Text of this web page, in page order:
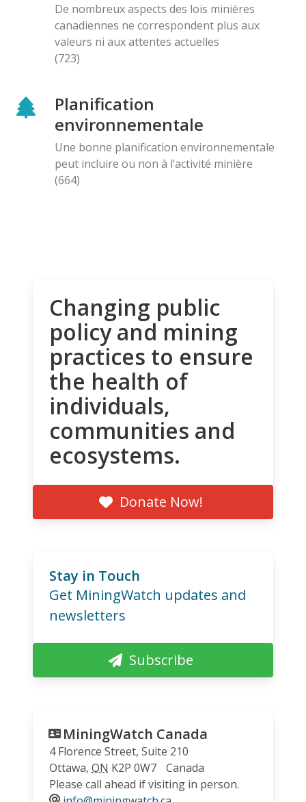
De nombreux aspects des lois minières
canadiennes ne correspondent plus aux
valeurs ni aux attentes actuelles
(723)
Planification
environnementale
Une bonne planification environnementale
peut incluire ou non à l’activité minière
(664)
Changing public
policy and mining
practices to ensure
the health of
individuals,
communities and
ecosystems.
Donate Now!
Stay in Touch
Get MiningWatch updates and
newsletters
Subscribe
MiningWatch Canada
4 Florence Street, Suite 210
Ottawa, ON K2P 0W7
Canada
Please call ahead if visiting in person.